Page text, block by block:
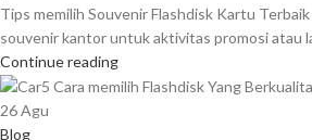
Tips memilih Souvenir Flashdisk Kartu
souvenir kantor untuk aktivitas promosi atau
Continue reading
26Agu
Blog